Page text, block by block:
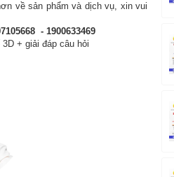
về sản phẩm và dịch vụ, xin vui
- 1900633469
+ giải đáp câu hỏi